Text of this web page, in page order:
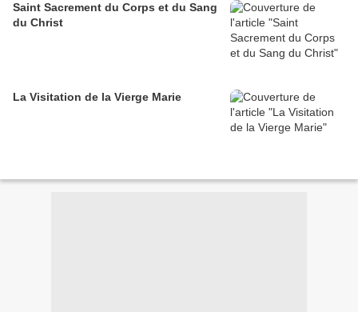
Saint Sacrement du Corps et du Sang
du Christ
La Visitation de la Vierge Marie